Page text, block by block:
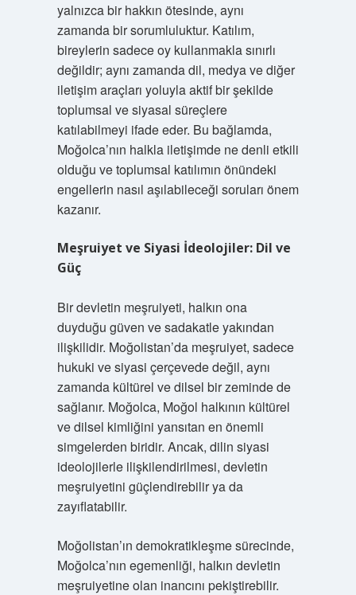
yalnızca bir hakkın ötesinde, aynı
zamanda bir sorumluluktur. Katılım,
bireylerin sadece oy kullanmakla sınırlı
değildir; aynı zamanda dil, medya ve diğer
iletişim araçları yoluyla aktif bir şekilde
toplumsal ve siyasal süreçlere
katılabilmeyi ifade eder. Bu bağlamda,
Moğolca’nın halkla iletişimde ne denli etkili
olduğu ve toplumsal katılımın önündeki
engellerin nasıl aşılabileceği soruları önem
kazanır.
Meşruiyet ve Siyasi İdeolojiler: Dil ve
Güç
Bir devletin meşruiyeti, halkın ona
duyduğu güven ve sadakatle yakından
ilişkilidir. Moğolistan’da meşruiyet, sadece
hukuki ve siyasi çerçevede değil, aynı
zamanda kültürel ve dilsel bir zeminde de
sağlanır. Moğolca, Moğol halkının kültürel
ve dilsel kimliğini yansıtan en önemli
simgelerden biridir. Ancak, dilin siyasi
ideolojilerle ilişkilendirilmesi, devletin
meşruiyetini güçlendirebilir ya da
zayıflatabilir.
Moğolistan’ın demokratikleşme sürecinde,
Moğolca’nın egemenliği, halkın devletin
meşruiyetine olan inancını pekiştirebilir.